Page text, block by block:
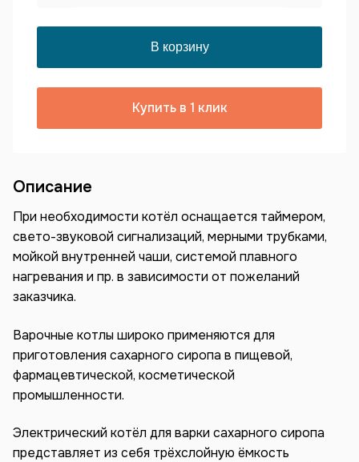
Купить в 1 клик
Описание
При необходимости котёл оснащается таймером,
свето-звуковой сигнализаций, мерными трубками,
мойкой внутренней чаши, системой плавного
нагревания и пр. в зависимости от пожеланий
заказчика.
Варочные котлы широко применяются для
приготовления сахарного сиропа в пищевой,
фармацевтической, косметической
промышленности.
Электрический котёл для варки сахарного сиропа
представляет из себя трёхслойную ёмкость